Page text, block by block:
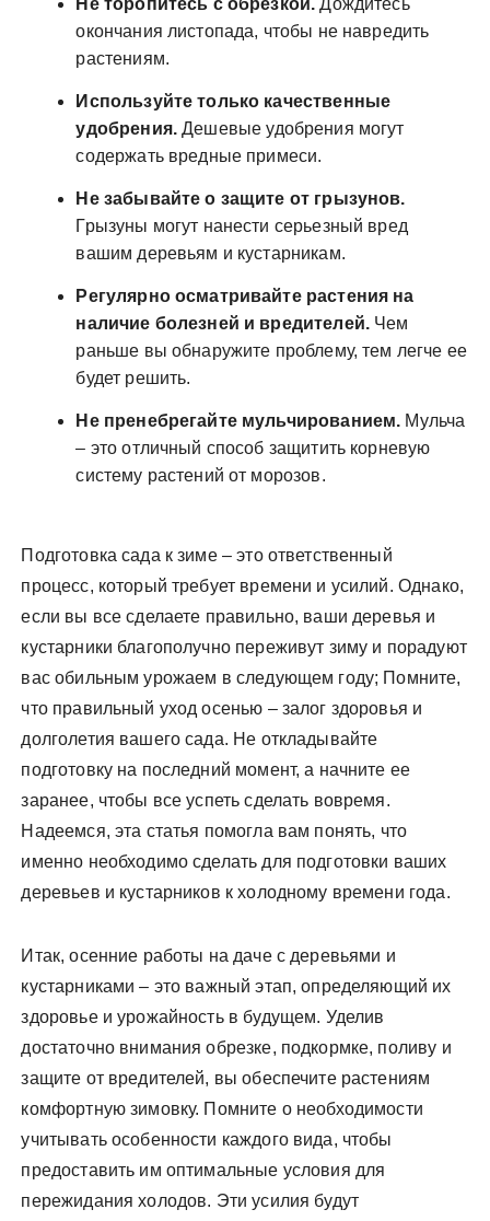
Не торопитесь с обрезкой. Дождитесь
окончания листопада, чтобы не навредить
растениям.
Используйте только качественные
удобрения. Дешевые удобрения могут
содержать вредные примеси.
Не забывайте о защите от грызунов.
Грызуны могут нанести серьезный вред
вашим деревьям и кустарникам.
Регулярно осматривайте растения на
наличие болезней и вредителей.Чем
раньше вы обнаружите проблему, тем легче ее
будет решить.
Не пренебрегайте мульчированием. Мульча
– это отличный способ защитить корневую
систему растений от морозов.
Подготовка сада к зиме – это ответственный
процесс, который требует времени и усилий. Однако,
если вы все сделаете правильно, ваши деревья и
кустарники благополучно переживут зиму и порадуют
вас обильным урожаем в следующем году; Помните,
что правильный уход осенью – залог здоровья и
долголетия вашего сада. Не откладывайте
подготовку на последний момент, а начните ее
заранее, чтобы все успеть сделать вовремя.
Надеемся, эта статья помогла вам понять, что
именно необходимо сделать для подготовки ваших
деревьев и кустарников к холодному времени года.
Итак, осенние работы на даче с деревьями и
кустарниками – это важный этап, определяющий их
здоровье и урожайность в будущем. Уделив
достаточно внимания обрезке, подкормке, поливу и
защите от вредителей, вы обеспечите растениям
комфортную зимовку. Помните о необходимости
учитывать особенности каждого вида, чтобы
предоставить им оптимальные условия для
пережидания холодов. Эти усилия будут